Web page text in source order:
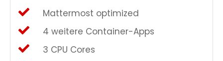
Mattermost optimized
4 weitere Container-Apps
3 CPU Cores